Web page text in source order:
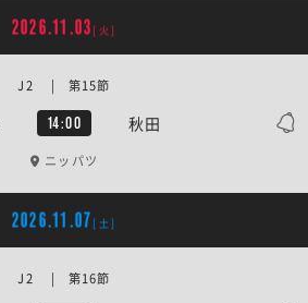
2026.11.03 [火]
14:00 秋田
J2 | 第15節
ニッパツ
2026.11.07 [土]
J2 | 第16節